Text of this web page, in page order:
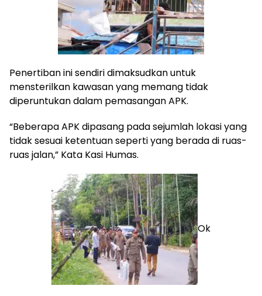
Penertiban ini sendiri dimaksudkan untuk
mensterilkan kawasan yang memang tidak
diperuntukan dalam pemasangan APK.
“Beberapa APK dipasang pada sejumlah lokasi yang
tidak sesuai ketentuan seperti yang berada di ruas-
ruas jalan,” Kata Kasi Humas.
Ok